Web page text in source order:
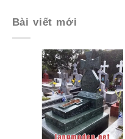
Bài viết mới